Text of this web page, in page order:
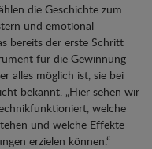
die Geschichte zum
und emotional
bereits der erste Schritt
für die Gewinnung
alles möglich ist, sie bei
bekannt. „Hier sehen wir
welche
und welche Effekte
erzielen können.“